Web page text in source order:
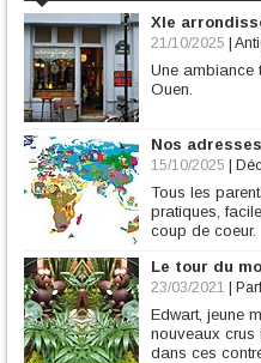
XIe
21/10/2025
Une ambiance
Ouen.
Nos
15/10/2025
Tous les
pratiques,
coup de coeur.
Le tour du
23/03/2021
Edwart, jeune
nouveaux crus
dans ces